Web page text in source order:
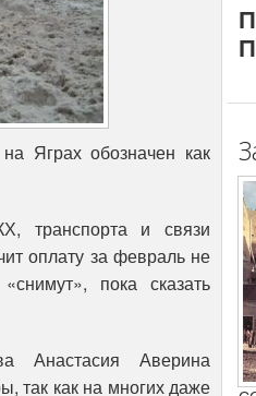
Яграх обозначен как
транспорта и связи
оплату за февраль не
пока сказать
Анастасия Аверина
так как на многих даже